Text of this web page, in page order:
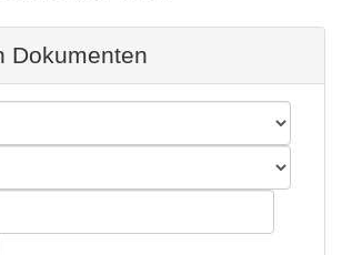
Dokumenten